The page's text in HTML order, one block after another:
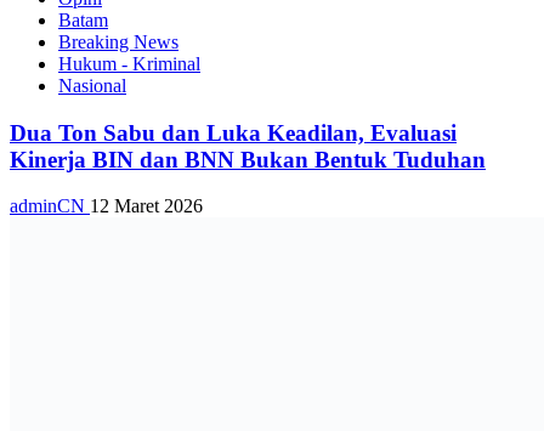
Batam
Breaking News
Hukum - Kriminal
Nasional
Dua Ton Sabu dan Luka Keadilan, Evaluasi
Kinerja BIN dan BNN Bukan Bentuk Tuduhan
adminCN 12 Maret 2026